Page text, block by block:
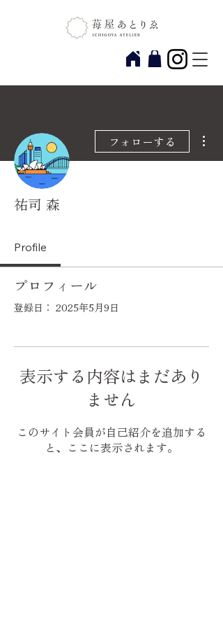
フォローする
祐司 森
Profile
プロフィール
登録日： 2025年5月9日
表示する内容はまだあり
ません
このサイト会員が自己紹介を追加する
と、ここに表示されます。